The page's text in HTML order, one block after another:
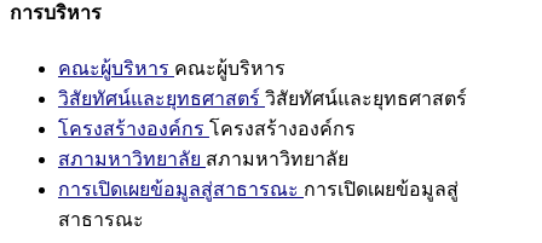
การบริหาร
คณะผู้บริหาร คณะผู้บริหาร
วิสัยทัศน์และยุทธศาสตร์ วิสัยทัศน์และยุทธศาสตร์
โครงสร้างองค์กร โครงสร้างองค์กร
สภามหาวิทยาลัย สภามหาวิทยาลัย
การเปิดเผยข้อมูลสู่สาธารณะ การเปิดเผยข้อมูลสู่
สาธารณะ